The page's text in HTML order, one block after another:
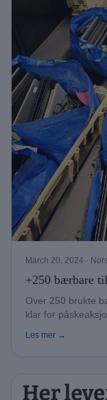
March 20, 2024 ·
+250 bærbare
Over 250 brukte
klar for
Les mer →